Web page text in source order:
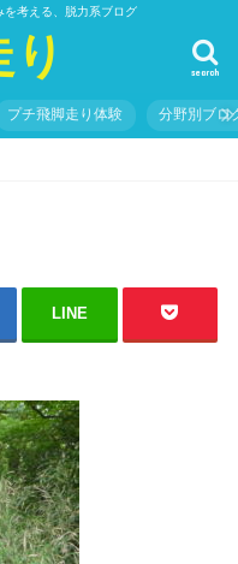
を考える、脱力系ブログ
search
プチ飛脚走り体験 分野別ブロ
LINE